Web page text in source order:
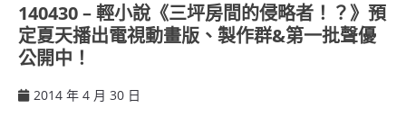
140430 – 輕小說《三坪房間的侵略者！？》預
定夏天播出電視動畫版、製作群&第一批聲優
公開中！
2014 年 4 月 30 日